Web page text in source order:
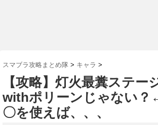
スマブラ攻略まとめ隊 > キャラ >
【攻略】灯火最糞ステー
withポリーンじゃない
〇を使えば、、、